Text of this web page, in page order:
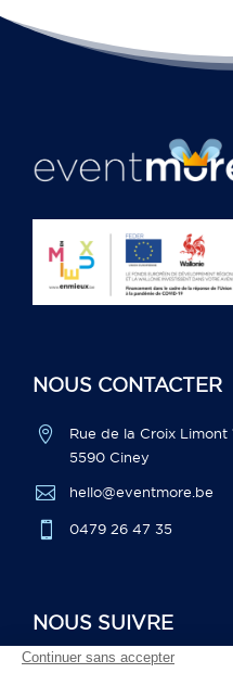
NOUS CONTACTER

Rue de la Croix Limont
5590 Ciney
 hello@eventmore.be
 0479 26 47 35
NOUS SUIVRE